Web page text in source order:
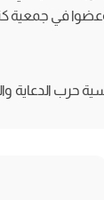
في جمعية
حرب الدعاية